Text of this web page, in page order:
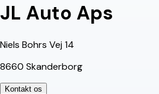
JL Auto Aps
Niels Bohrs Vej 14
8660 Skanderborg
Kontakt os